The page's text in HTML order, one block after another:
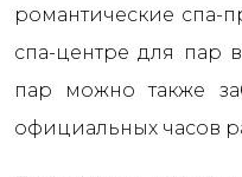
романтические спа-
спа-центре для пар
пар можно также
официальных часов